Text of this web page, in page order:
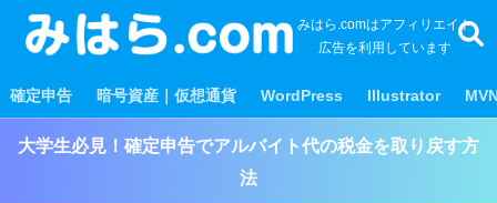
みはら.comはアフィリエイト
広告を利用しています
確定申告 暗号資産｜仮想通貨 WordPress Illustrator
大学生必見！確定申告でアルバイト代の税金を取り戻す方
法